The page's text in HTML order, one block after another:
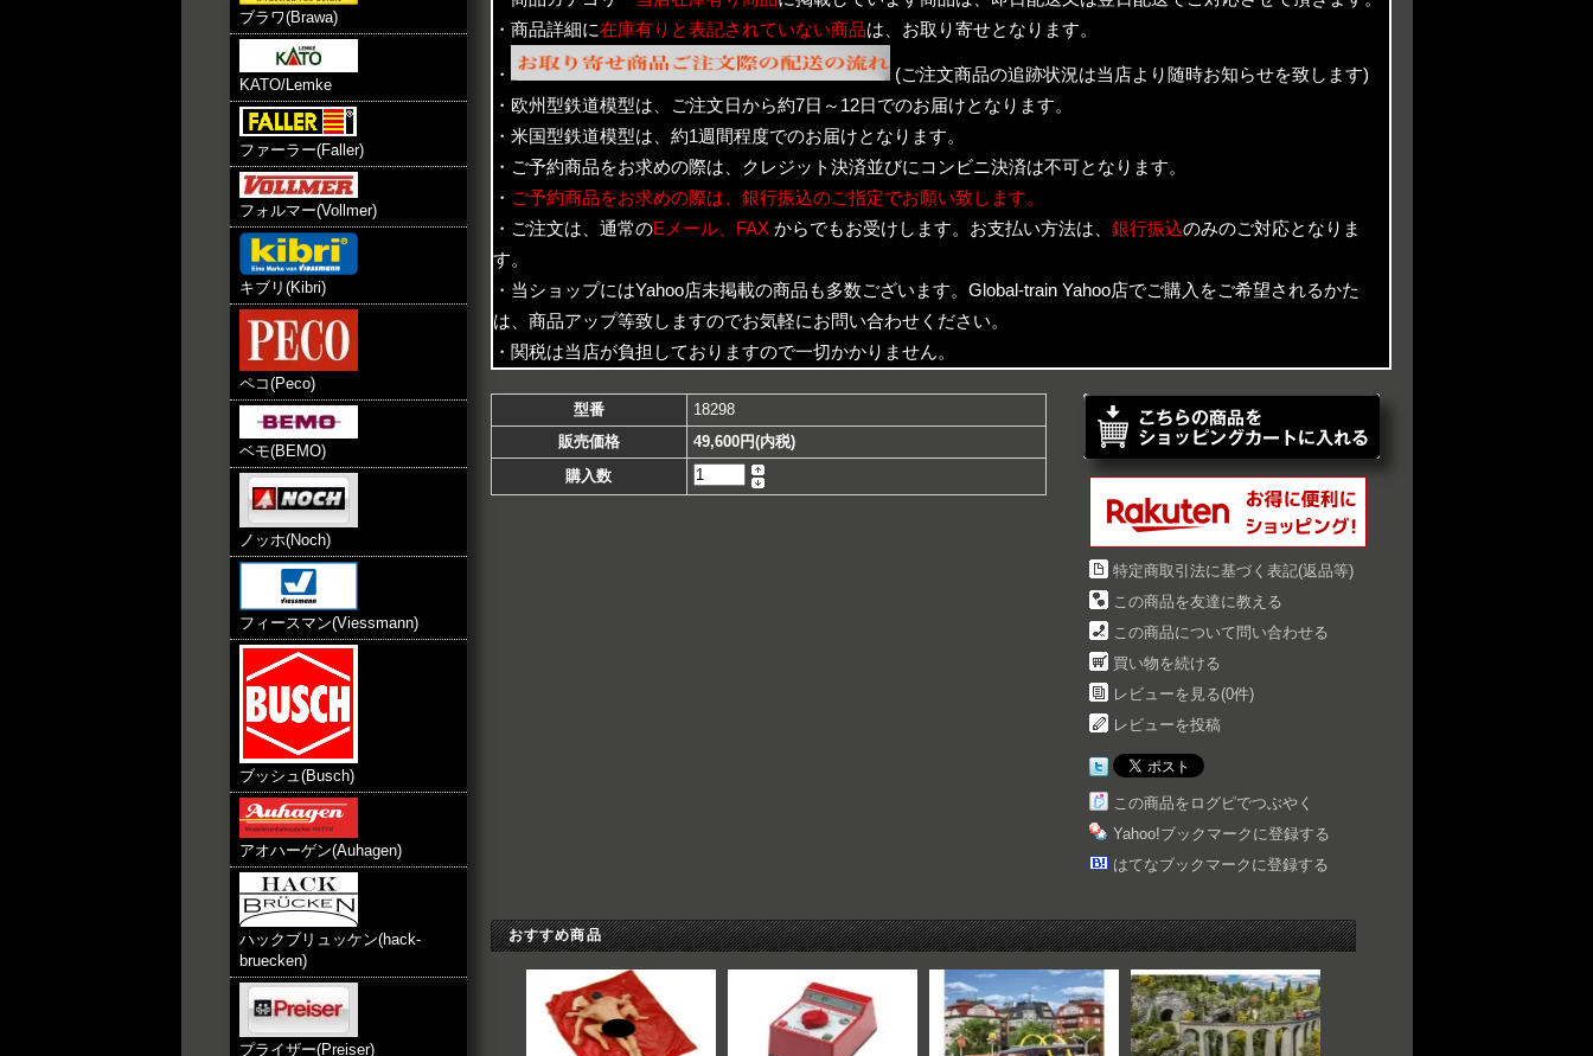
ブラワ(Brawa)
KATO/Lemke
ファーラー(Faller)
フォルマー(Vollmer)
キブリ(Kibri)
ペコ(Peco)
ベモ(BEMO)
ノッホ(Noch)
フィースマン(Viessmann)
ブッシュ(Busch)
アオハーゲン(Auhagen)
ハックブリュッケン(hack-
bruecken)
プライザー(Preiser)
・商品詳細に在庫有りと表記されていない商品は、お取り寄せとなります。
・
(ご注文商品の追跡状況は当店より随時お知らせを致します)
・欧州型鉄道模型は、ご注文日から約7日～12日でのお届けとなります。
・米国型鉄道模型は、約1週間程度でのお届けとなります。
・ご予約商品をお求めの際は、クレジット決済並びにコンビニ決済は不可となります。
・ ご予約商品をお求めの際は、銀行振込のご指定でお願い致します。
・ご注文は、通常のEメール、FAXからでもお受けします。お支払い方法は、 銀行振込のみのご対応となりま
す。
・当ショップにはYahoo店未掲載の商品も多数ございます。Global-train Yahoo店でご購入をご希望されるかた
は、商品アップ等致しますのでお気軽にお問い合わせください。
・関税は当店が負担しておりますので一切かかりません。
型番
18298
販売価格
49,600円(内税)
購入数
特定商取引法に基づく表記(返品等)
この商品を友達に教える
この商品について問い合わせる
買い物を続ける
レビューを見る(0件)
レビューを投稿
この商品をログピでつぶやく
Yahoo!ブックマークに登録する
はてなブックマークに登録する
おすすめ商品